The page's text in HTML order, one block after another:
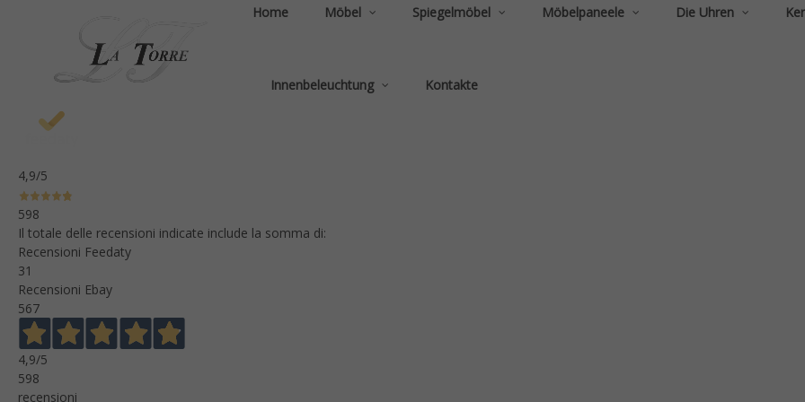
Home Möbel Spiegelmöbel Möbelpaneele Die Uhren
Innenbeleuchtung Kontakte
4,9/5
598
Il totale delle recensioni indicate include la somma di:
Recensioni Feedaty
31
Recensioni Ebay
567
4,9/5
598
recensioni